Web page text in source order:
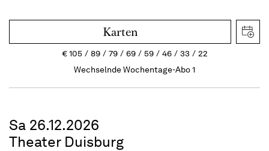
Karten
€105 89 79 69 59 46 33
22
Wechselnde Wochentage-Abo 1
Sa 26.12.2026
Theater Duisburg